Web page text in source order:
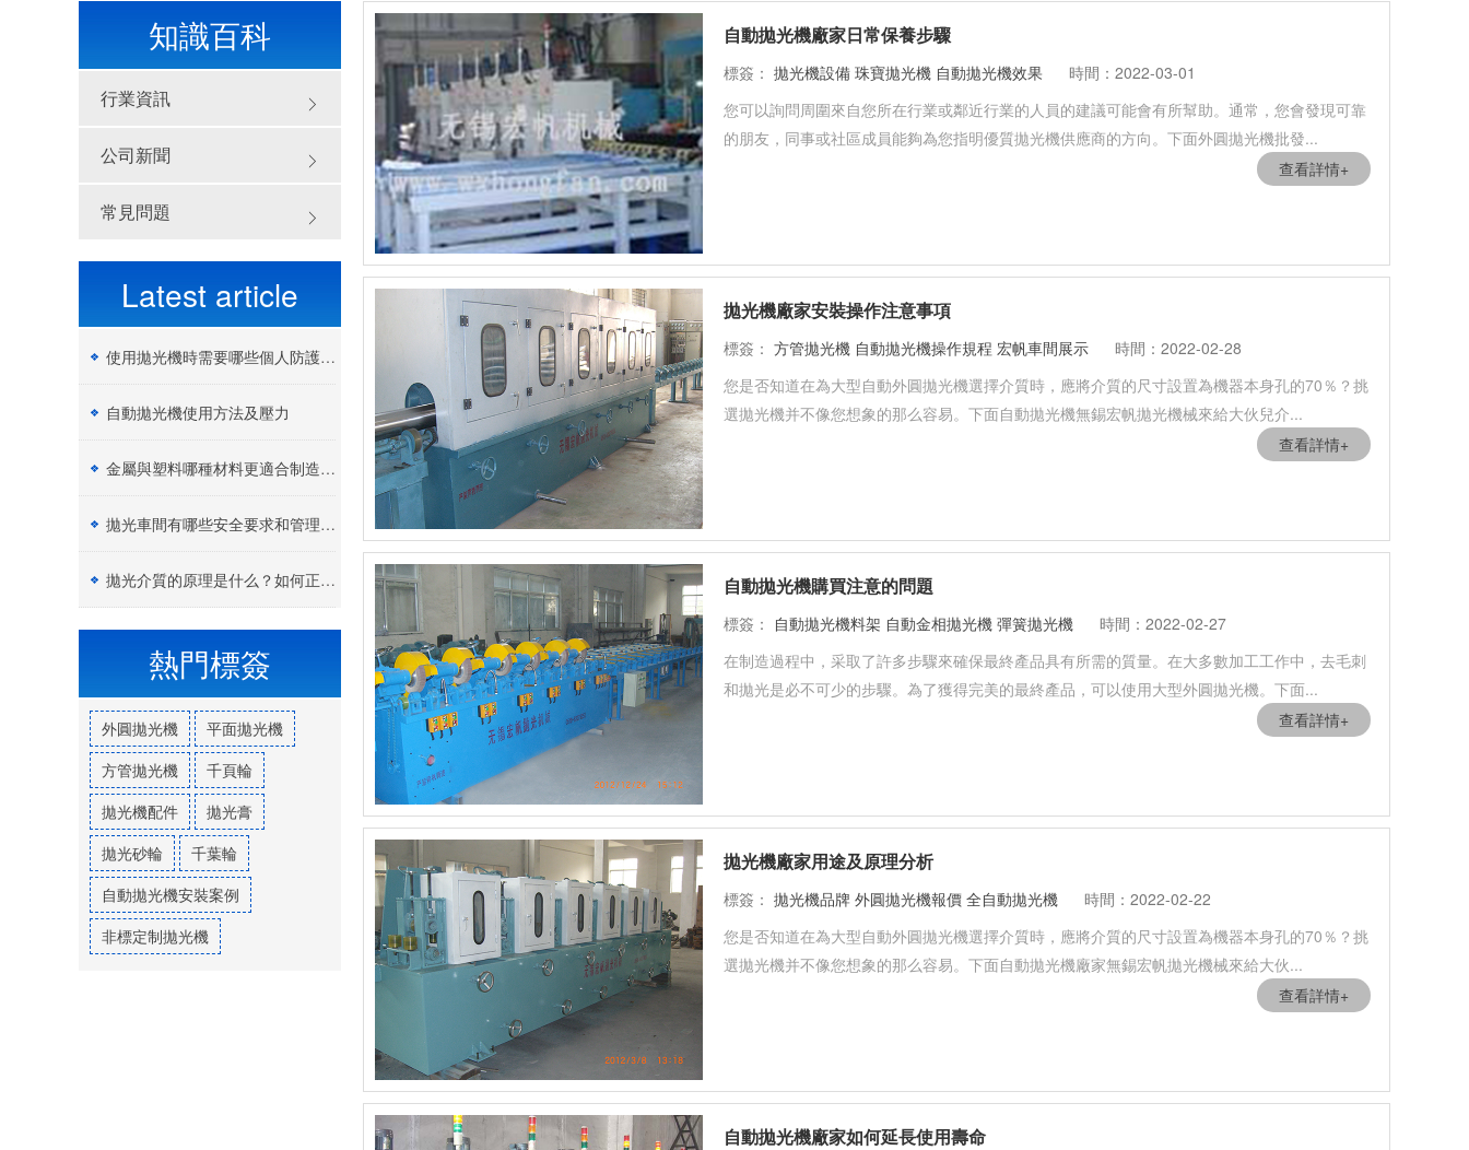
知識百科
行業資訊
公司新聞
常見問題
Latest article
使用拋光機時需要哪些個人防護設備（PPE）？
自動拋光機使用方法及壓力
金屬與塑料哪種材料更適合制造加工？
拋光車間有哪些安全要求和管理制度？
拋光介質的原理是什么？如何正確選擇拋光膏？
熱門標簽
外圓拋光機
平面拋光機
方管拋光機
千頁輪
拋光機配件
拋光膏
拋光砂輪
千葉輪
自動拋光機安裝案例
非標定制拋光機
自動拋光機廠家日常保養步驟
標簽： 拋光機設備 珠寶拋光機 自動拋光機效果
時間：2022-03-01
您可以詢問周圍來自您所在行業或鄰近行業的人員的建議可能會有所幫助。通常，您會發現可靠
的朋友，同事或社區成員能夠為您指明優質拋光機供應商的方向。下面外圓拋光機批發...
查看詳情+
拋光機廠家安裝操作注意事項
標簽： 方管拋光機 自動拋光機操作規程 宏帆車間展示
時間：2022-02-28
您是否知道在為大型自動外圓拋光機選擇介質時，應將介質的尺寸設置為機器本身孔的70％？挑
選拋光機并不像您想象的那么容易。下面自動拋光機無錫宏帆拋光機械來給大伙兒介...
查看詳情+
自動拋光機購買注意的問題
標簽： 自動拋光機料架 自動金相拋光機 彈簧拋光機
時間：2022-02-27
在制造過程中，采取了許多步驟來確保最終產品具有所需的質量。在大多數加工工作中，去毛刺
和拋光是必不可少的步驟。為了獲得完美的最終產品，可以使用大型外圓拋光機。下面...
查看詳情+
拋光機廠家用途及原理分析
標簽： 拋光機品牌 外圓拋光機報價 全自動拋光機
時間：2022-02-22
您是否知道在為大型自動外圓拋光機選擇介質時，應將介質的尺寸設置為機器本身孔的70％？挑
選拋光機并不像您想象的那么容易。下面自動拋光機廠家無錫宏帆拋光機械來給大伙...
查看詳情+
自動拋光機廠家如何延長使用壽命